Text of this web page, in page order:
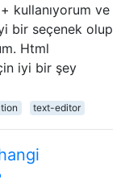
kullanıyorum ve
bir seçenek olup
Html
iyi bir şey
text-editor